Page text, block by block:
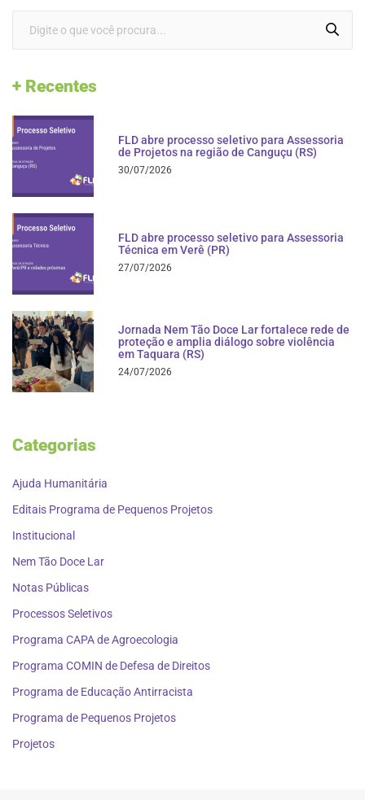
+ Recentes
FLD abre processo seletivo para Assessoria
de Projetos na região de Canguçu (RS)
30/07/2026
FLD abre processo seletivo para Assessoria
Técnica em Verê (PR)
27/07/2026
Jornada Nem Tão Doce Lar fortalece rede de
proteção e amplia diálogo sobre violência
em Taquara (RS)
24/07/2026
Categorias
Ajuda Humanitária
Editais Programa de Pequenos Projetos
Institucional
Nem Tão Doce Lar
Notas Públicas
Processos Seletivos
Programa CAPA de Agroecologia
Programa COMIN de Defesa de Direitos
Programa de Educação Antirracista
Programa de Pequenos Projetos
Projetos